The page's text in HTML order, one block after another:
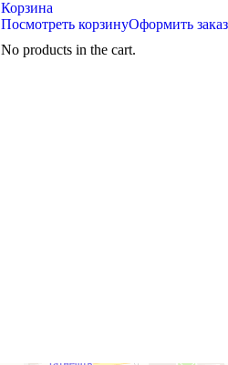
Корзина
Посмотреть корзинуОформить заказ
No products in the cart.